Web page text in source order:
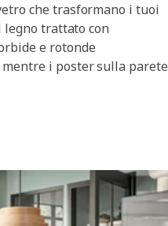
che trasformano i tuoi
trattato con
e rotonde
i poster sulla parete